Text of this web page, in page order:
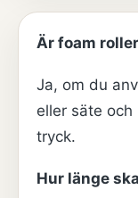
Är foam
Ja, om du
eller säte
tryck.
Hur länge